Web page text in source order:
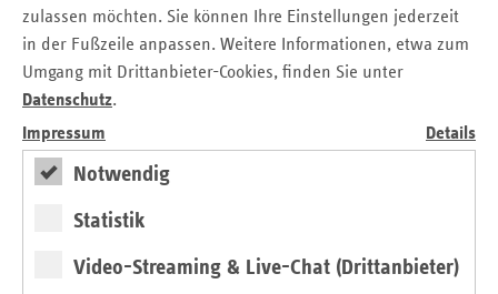
zulassen möchten. Sie können Ihre Einstellungen jederzeit
in der Fußzeile anpassen. Weitere Informationen, etwa zum
Umgang mit Drittanbieter-Cookies, finden Sie unter
Datenschutz.
Impressum
Details
Notwendig
Statistik
Video-Streaming & Live-Chat (Drittanbieter)
Pressemitteilung zum Download
Designierte Bundesgesundheitsministerin – Elsner:
„Mit Nina Warken soll erfahrene Politikerin das
Bundesgesundheitsministerium leiten. Schnelles